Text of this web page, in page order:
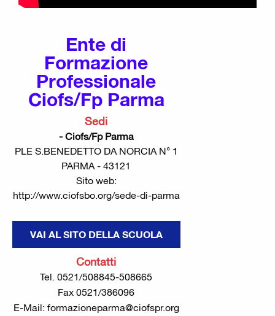
Ente di
Formazione
Professionale
Ciofs/Fp Parma
Sedi
- Ciofs/Fp Parma
PLE S.BENEDETTO DA NORCIA N° 1
PARMA - 43121
Sito web:
http://www.ciofsbo.org/sede-di-parma
VAI AL SITO DELLA SCUOLA
Contatti
Tel. 0521/508845-508665
Fax 0521/386096
E-Mail: formazioneparma@ciofspr.org